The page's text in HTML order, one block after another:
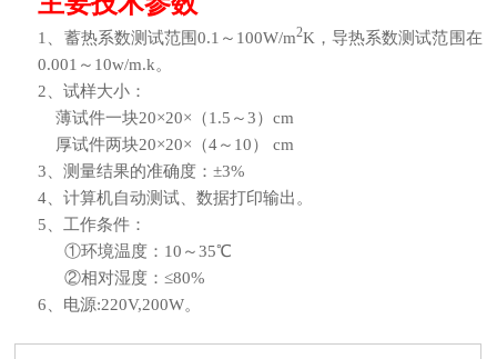
1 、蓄热系数测试范围0.1～100W/m2K，导热系数测试范围在
0.001～10w/m.k。
2、试样大小：
薄试件一块20×20×（1.5～3）cm
厚试件两块20×20×（4～10） cm
3、测量结果的准确度：±3%
4、计算机自动测试、数据打印输出。
5 、工作条件：
①环境温度：10～35℃
②相对湿度：≤80%
6、电源:220V,200W。